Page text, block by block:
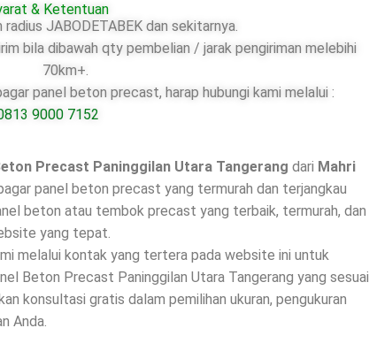
& Ketentuan
radius JABODETABEK dan sekitarnya.
bila dibawah qty pembelian / jarak pengiriman melebihi
70km+.
panel beton precast, harap hubungi kami melalui :
9000 7152
Precast Paninggilan Utara Tangerang dari Mahri
panel beton precast yang termurah dan terjangkau
beton atau tembok precast yang terbaik, termurah, dan
yang tepat.
melalui kontak yang tertera pada website ini untuk
Beton Precast Paninggilan Utara Tangerang yang sesuai
konsultasi gratis dalam pemilihan ukuran, pengukuran
Anda.